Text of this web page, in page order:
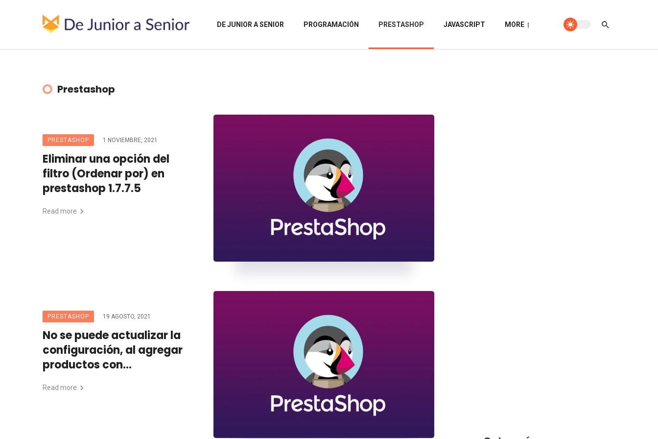
DE JUNIOR A SENIOR PROGRAMACIÓN PRESTASHOP JAVASCRIPT MORE
Prestashop
PRESTASHOP 1 NOVIEMBRE, 2021
Eliminar una opción del
filtro (Ordenar por) en
prestashop 1.7.7.5
Read more
PRESTASHOP 19 AGOSTO, 2021
No se puede actualizar la
configuración, al agregar
productos con
Prestashop
Read more